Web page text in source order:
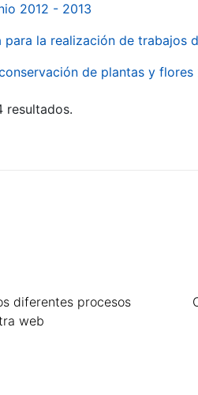
2012 - 2013
la realización de trabajos
de plantas y flores
resultados.
diferentes procesos
web